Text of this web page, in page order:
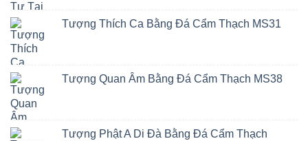
Tượng Thích Ca Bằng Đá Cẩm Thạch MS31
Tượng Quan Âm Bằng Đá Cẩm Thạch MS38
Tượng Phật A Di Đà Bằng Đá Cẩm Thạch